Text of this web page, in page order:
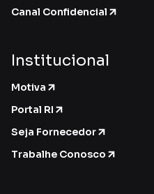
Canal Confidencial
Institucional
Motiva
Portal RI
Seja Fornecedor
Trabalhe Conosco